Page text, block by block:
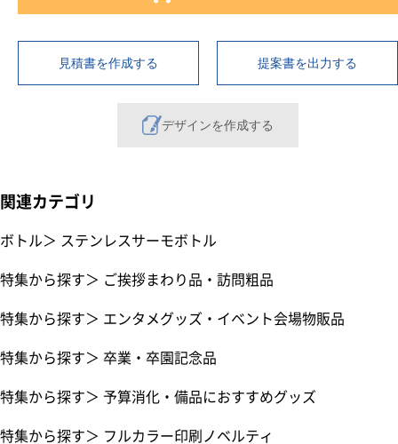
見積書を作成する 提案書を出力する
デザインを作成する
関連カテゴリ
ボトル＞ ステンレスサーモボトル
特集から探す＞ ご挨拶まわり品・訪問粗品
特集から探す＞ エンタメグッズ・イベント会場物販品
特集から探す＞ 卒業・卒園記念品
特集から探す＞ 予算消化・備品におすすめグッズ
特集から探す＞ フルカラー印刷ノベルティ